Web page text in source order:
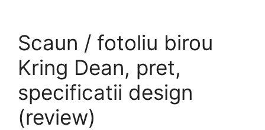
Scaun / fotoliu birou
Kring Dean, pret,
specificatii design
(review)